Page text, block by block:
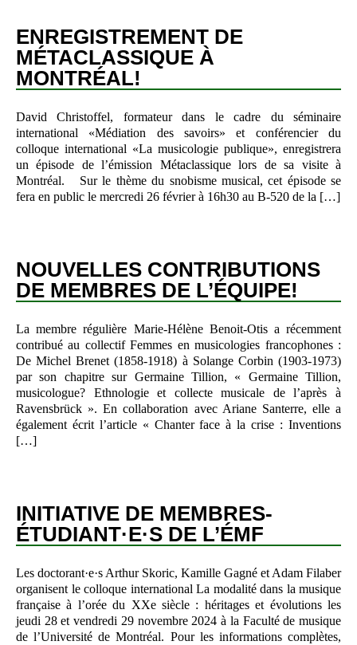
ENREGISTREMENT DE
MÉTACLASSIQUE À
MONTRÉAL!
David Christoffel, formateur dans le cadre du séminaire
international «Médiation des savoirs» et conférencier du
colloque international «La musicologie publique», enregistrera
un épisode de l’émission Métaclassique lors de sa visite à
Montréal. Sur le thème du snobisme musical, cet épisode se
fera en public le mercredi 26 février à 16h30 au B-520 de la […]
NOUVELLES CONTRIBUTIONS
DE MEMBRES DE L’ÉQUIPE!
La membre régulière Marie-Hélène Benoit-Otis a récemment
contribué au collectif Femmes en musicologies francophones :
De Michel Brenet (1858-1918) à Solange Corbin (1903-1973)
par son chapitre sur Germaine Tillion, « Germaine Tillion,
musicologue? Ethnologie et collecte musicale de l’après à
Ravensbrück ». En collaboration avec Ariane Santerre, elle a
également écrit l’article « Chanter face à la crise : Inventions
[…]
INITIATIVE DE MEMBRES-
ÉTUDIANT·E·S DE L’ÉMF
Les doctorant·e·s Arthur Skoric, Kamille Gagné et Adam Filaber
organisent le colloque international La modalité dans la musique
française à l’orée du XXe siècle : héritages et évolutions les
jeudi 28 et vendredi 29 novembre 2024 à la Faculté de musique
de l’Université de Montréal. Pour les informations complètes,